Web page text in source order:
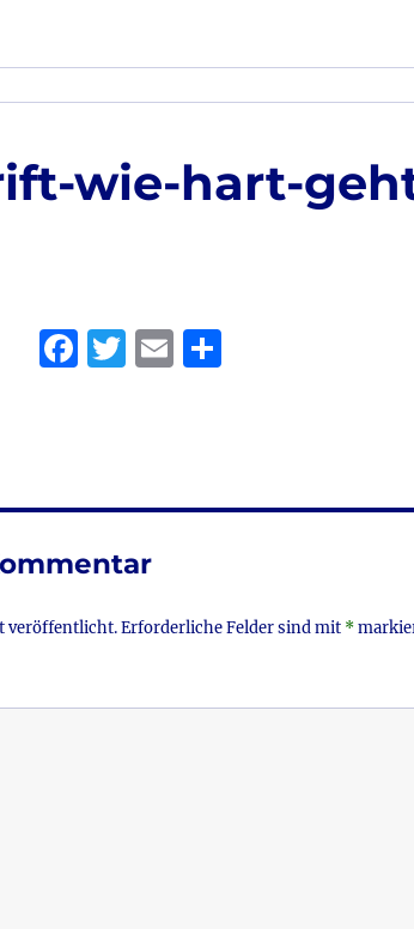
wie-hart-
F
b
o
k
T
r
E T
veröffentlicht.Erforderliche Felder sind mit *